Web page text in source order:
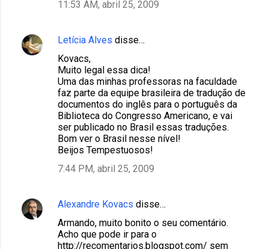
11:53 AM, abril 25, 2009
Letícia Alves disse…
Kovacs,
Muito legal essa dica!
Uma das minhas professoras na faculdade
faz parte da equipe brasileira de tradução de
documentos do inglês para o português da
Biblioteca do Congresso Americano, e vai
ser publicado no Brasil essas traduções.
Bom ver o Brasil nesse nível!
Beijos Tempestuosos!
7:44 PM, abril 25, 2009
Alexandre Kovacs disse…
Armando, muito bonito o seu comentário.
Acho que pode ir para o
http://recomentarios.blogspot.com/ sem